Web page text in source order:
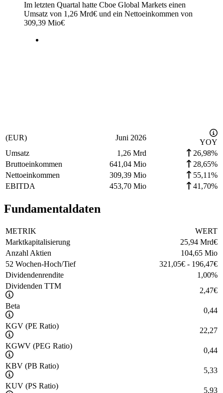
Im letzten Quartal hatte Cboe Global Markets einen
Umsatz von 1,26 Mrd€ und ein Nettoeinkommen von
309,39 Mio€
(EUR) Juni 2026
YOY
Umsatz
1,26 Mrd
26,98%
Bruttoeinkommen
641,04 Mio
28,65%
Nettoeinkommen
309,39 Mio
55,11%
EBITDA
453,70 Mio 41,70%
Fundamentaldaten
METRIK
WERT
Marktkapitalisierung
25,94 Mrd€
Anzahl Aktien
104,65 Mio
52 Wochen-Hoch/Tief
321,05€ - 196,47€
Dividendenrendite
1,00%
Dividenden TTM
2,47€
Beta
0,44
KGV (PE Ratio)
22,27
KGWV (PEG Ratio)
0,44
KBV (PB Ratio)
5,33
KUV (PS Ratio)
5,93